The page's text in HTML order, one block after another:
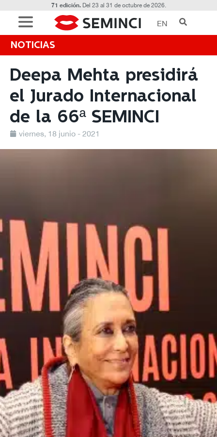
71 edición.Del 23 al 31 de octubre de 2026.
EN
NOTICIAS
Deepa Mehta presidirá
el Jurado Internacional
de la 66ª SEMINCI
viernes, 18 junio - 2021